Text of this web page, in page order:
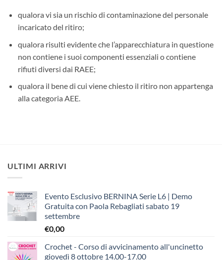
qualora vi sia un rischio di contaminazione del personale
incaricato del ritiro;
qualora risulti evidente che l’apparecchiatura in questione
non contiene i suoi componenti essenziali o contiene
rifiuti diversi dai RAEE;
qualora il bene di cui viene chiesto il ritiro non appartenga
alla categoria AEE.
ULTIMI ARRIVI
Evento Esclusivo BERNINA Serie L6 | Demo
Gratuita con Paola Rebagliati sabato 19
settembre
€0,00
Crochet - Corso di avvicinamento all'uncinetto
giovedì 8 ottobre 14.00-17.00